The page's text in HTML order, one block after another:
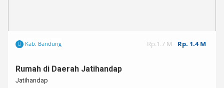
Kab. Bandung Rp.1.7 M Rp. 1.4 M
Rumah di Daerah Jatihandap
Jatihandap